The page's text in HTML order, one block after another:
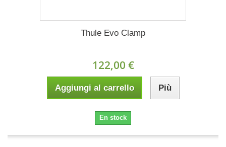
Thule Evo Clamp
122,00 €
Aggiungi al carrello Più
En stock